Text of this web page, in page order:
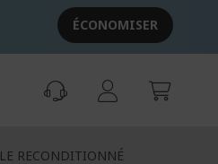
ÉCONOMISER
LE RECONDITIONNÉ